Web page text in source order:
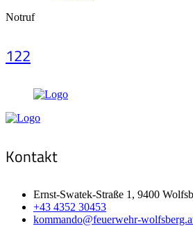
Notruf
122
Kontakt
Ernst-Swatek-Straße 1, 9400
+43 4352 30453
kommando@feuerwehr-